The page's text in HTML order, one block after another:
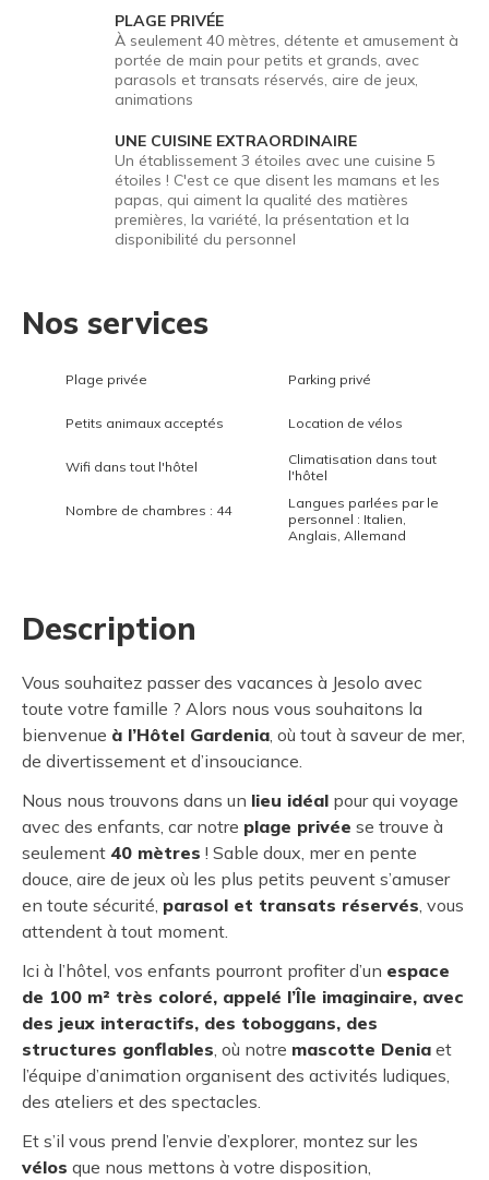
PLAGE PRIVÉE
À seulement 40 mètres, détente et amusement à
portée de main pour petits et grands, avec
parasols et transats réservés, aire de jeux,
animations
UNE CUISINE EXTRAORDINAIRE
Un établissement 3 étoiles avec une cuisine 5
étoiles ! C'est ce que disent les mamans et les
papas, qui aiment la qualité des matières
premières, la variété, la présentation et la
disponibilité du personnel
Nos services
Plage privée Parking privé
Petits animaux acceptés Location de vélos
Wifi dans tout l'hôtel
Climatisation dans tout
l'hôtel
Nombre de chambres : 44
Langues parlées par le
personnel : Italien,
Anglais, Allemand
Description
Vous souhaitez passer des vacances à Jesolo avec
toute votre famille ? Alors nous vous souhaitons la
bienvenue à l’Hôtel Gardenia, où tout à saveur de mer,
de divertissement et d’insouciance.
Nous nous trouvons dans un lieu idéal pour qui voyage
avec des enfants, car notre plage privée se trouve à
seulement 40 mètres ! Sable doux, mer en pente
douce, aire de jeux où les plus petits peuvent s’amuser
en toute sécurité, parasol et transats réservés, vous
attendent à tout moment.
Ici à l’hôtel, vos enfants pourront profiter d’un espace
de 100 m² très coloré, appelé l’Île imaginaire, avec
des jeux interactifs, des toboggans, des
structures gonflables, où notre mascotte Denia et
l’équipe d’animation organisent des activités ludiques,
des ateliers et des spectacles.
Et s’il vous prend l’envie d’explorer, montez sur les
vélos que nous mettons à votre disposition,